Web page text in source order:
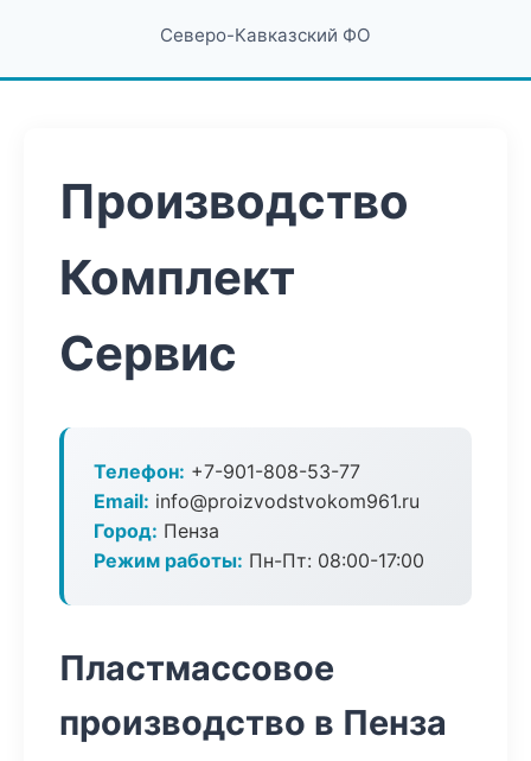
Северо-Кавказский ФО
Производство
Комплект
Сервис
Телефон: +7-901-808-53-77
Email: info@proizvodstvokom961.ru
Город: Пенза
Режим работы: Пн-Пт: 08:00-17:00
Пластмассовое
производство в Пенза